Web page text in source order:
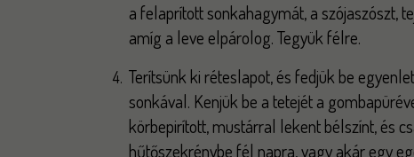
a felaprított sonkahagymát, a szójaszószt,
amíg a leve elpárolog. Tegyük félre.
Terítsünk ki réteslapot, és fedjük be
sonkával. Kenjük be a tetejét a
körbepirított, mustárral lekent bélszínt, és
hűtőszekrénybe fél napra, vagy akár egy